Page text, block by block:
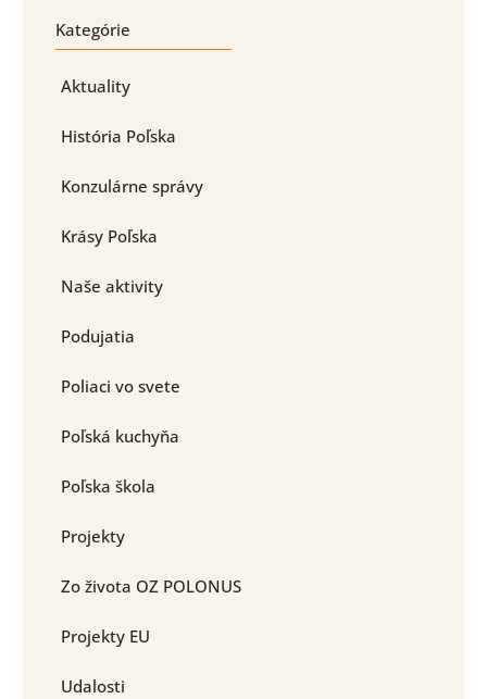
Kategórie
Aktuality
História Poľska
Konzulárne správy
Krásy Poľska
Naše aktivity
Podujatia
Poliaci vo svete
Poľská kuchyňa
Poľska škola
Projekty
Zo života OZ POLONUS
Projekty EU
Udalosti